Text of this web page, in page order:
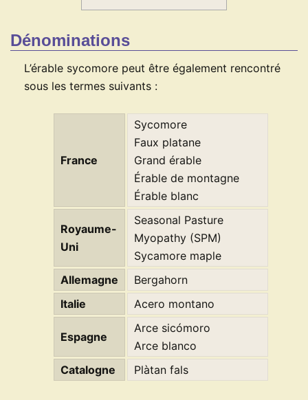
Dénominations
L’érable sycomore peut être également rencontré
sous les termes suivants :
France
Sycomore
Faux platane
Grand érable
Érable de montagne
Érable blanc
Royaume-
Uni
Seasonal Pasture
Myopathy (SPM)
Sycamore maple
Allemagne
Bergahorn
Italie
Acero montano
Espagne
Arce sicómoro
Arce blanco
Catalogne
Plàtan fals